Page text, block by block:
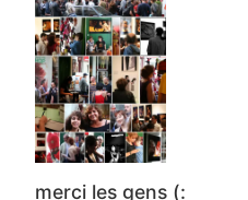
merci les gens (: